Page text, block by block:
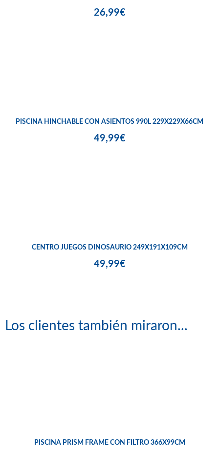
26,99€
PISCINA HINCHABLE CON ASIENTOS 990L 229X229X66CM
49,99€
CENTRO JUEGOS DINOSAURIO 249X191X109CM
49,99€
Los clientes también miraron...
PISCINA PRISM FRAME CON FILTRO 366X99CM